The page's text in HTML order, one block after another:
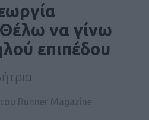
να γίνω
επιπέδου
του Runner Magazine